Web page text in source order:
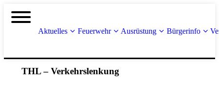
Aktuelles Feuerwehr Ausrüstung Bürgerinfo
THL – Verkehrslenkung